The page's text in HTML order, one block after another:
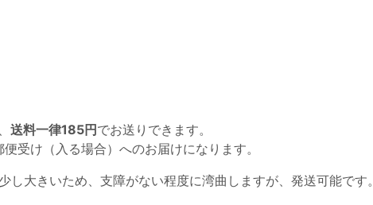
送料一律185円 でお送りできます。
受け（入る場合）へのお届けになります。
大きいため、支障がない程度に湾曲しますが、発送可能です。